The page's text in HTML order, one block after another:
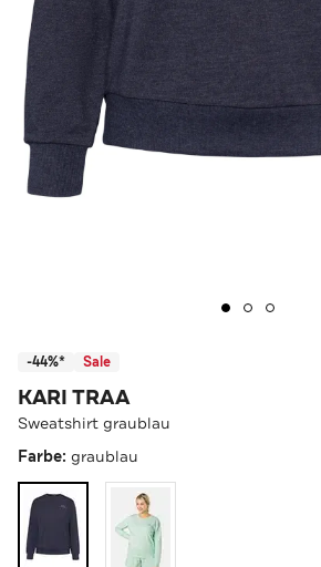
-44%* Sale
KARI TRAA
Sweatshirt graublau
Farbe: graublau